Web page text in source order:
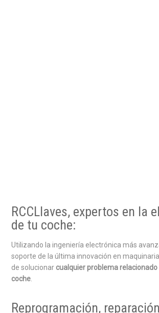
RCCLlaves, expertos en la
de tu coche:
Utilizando la ingeniería electrónica más
soporte de la última innovación en
de solucionar cualquier problema relacionado
coche
Reprogramación,